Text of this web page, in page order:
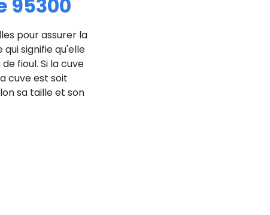
95300
pour assurer la
signifie qu'elle
fioul. Si la cuve
cuve est soit
sa taille et son